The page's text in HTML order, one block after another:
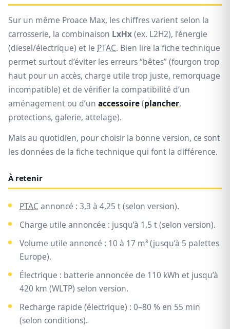
Sur un même Proace Max, les chiffres varient selon la
carrosserie, la combinaison LxHx(ex. L2H2), l’énergie
(diesel/électrique) et le PTAC. Bien lire la fiche technique
permet surtout d’éviter les erreurs “bêtes” (fourgon trop
haut pour un accès, charge utile trop juste, remorquage
incompatible) et de vérifier la compatibilité d’un
aménagement ou d’un accessoire(plancher,
protections, galerie, attelage).
Mais au quotidien, pour choisir la bonne version, ce sont
les données de la fiche technique qui font la différence.
À retenir
PTAC annoncé : 3,3 à 4,25 t (selon version).
Charge utile annoncée : jusqu’à 1,5 t (selon version).
Volume utile annoncé : 10 à 17 m³ (jusqu’à 5 palettes
Europe).
Électrique : batterie annoncée de 110 kWh et jusqu’à
420 km (WLTP) selon version.
Recharge rapide (électrique) : 0–80 % en 55 min
(selon conditions).